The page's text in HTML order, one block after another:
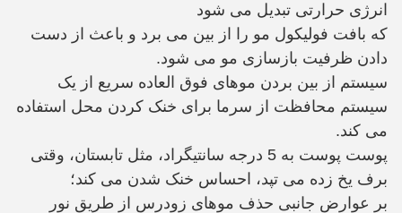
انرژی حرارتی تبدیل می شود
که بافت فولیکول مو را از بین می برد و باعث از دست
دادن ظرفیت بازسازی مو می شود.
سیستم از بین بردن موهای فوق العاده سریع از یک
سیستم محافظت از سرما برای خنک کردن محل استفاده
می کند.
پوست پوست به 5 درجه سانتیگراد، مثل تابستان، وقتی
برف یخ زده می تپد، احساس خنک شدن می کند؛
بر عوارض جانبی حذف موهای زودرس از طریق نور